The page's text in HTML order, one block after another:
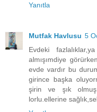
Yanıtla
Mutfak Havlusu 5
Evdeki
almışımdiye
evde vardır bu
girince başka
şirin ve şık
lorlu.ellerine